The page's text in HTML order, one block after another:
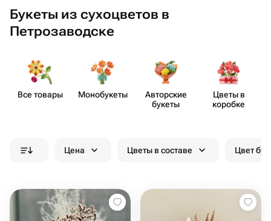
Букеты из сухоцветов в
Петрозаводске
Все товары Моно​букеты
Авторские
букеты
Цветы в
коробке
Цена Цветы в составе Цвет